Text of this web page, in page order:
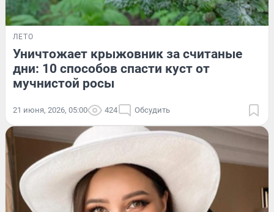
ЛЕТО
Уничтожает крыжовник за считаные
дни: 10 способов спасти куст от
мучнистой росы
21 июня, 2026, 05:00 424 Обсудить